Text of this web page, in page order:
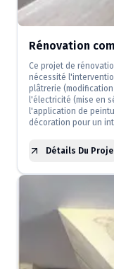
Rénovation
Ce projet de
nécessité
plâtrerie
l'électricité (mise en
l'application de
décoration pour un
Détails Du